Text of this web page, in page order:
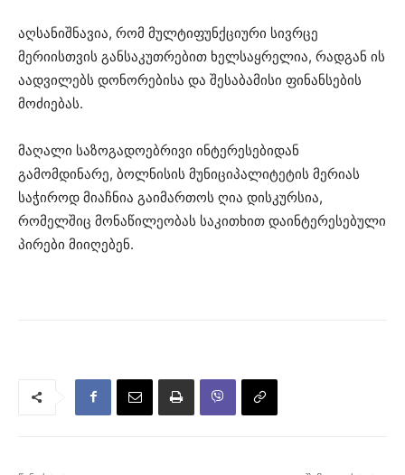
აღსანიშნავია, რომ მულტიფუნქციური სივრცე
მერიისთვის განსაკუთრებით ხელსაყრელია, რადგან ის
აადვილებს დონორებისა და შესაბამისი ფინანსების
მოძიებას.
მაღალი საზოგადოებრივი ინტერესებიდან
გამომდინარე, ბოლნისის მუნიციპალიტეტის მერიას
საჭიროდ მიაჩნია გაიმართოს ღია დისკურსია,
რომელშიც მონაწილეობას საკითხით დაინტერესებული
პირები მიიღებენ.